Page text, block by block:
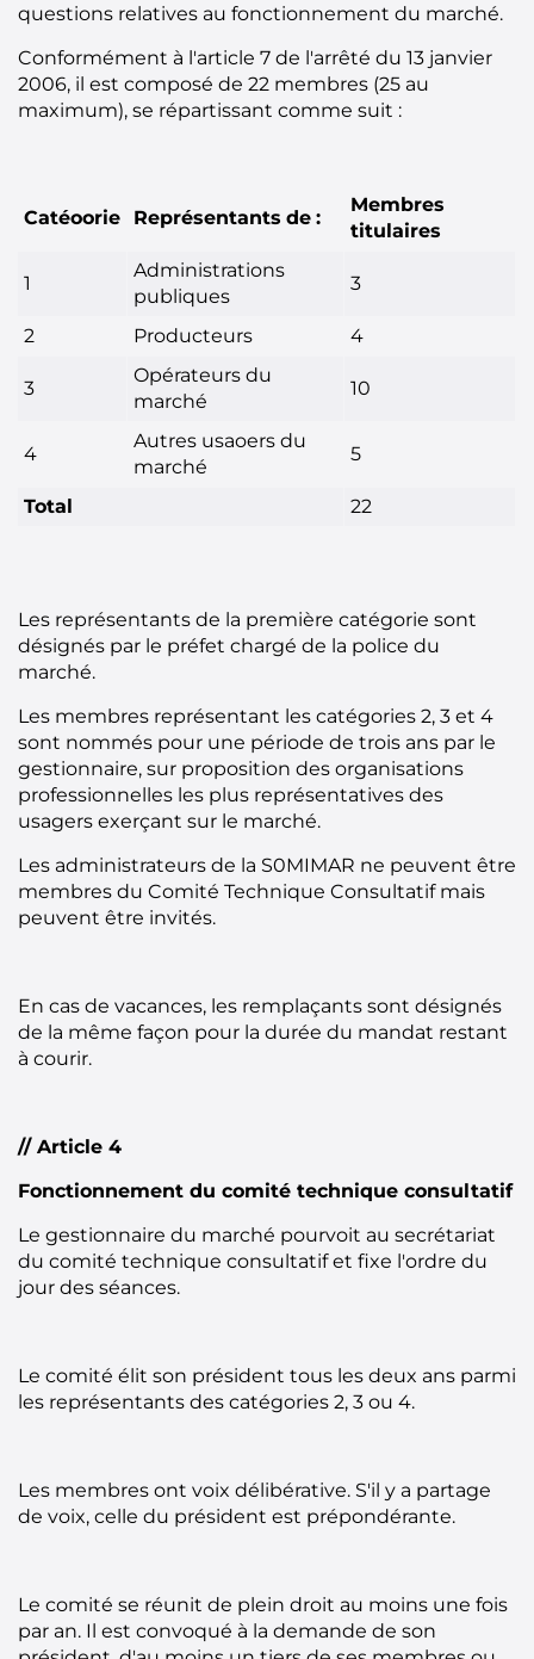
questions relatives au fonctionnement du marché.
Conformément à l'article 7 de l'arrêté du 13 janvier
2006, il est composé de 22 membres (25 au
maximum), se répartissant comme suit :
Catéoorie Représentants de :
Membres
titulaires
1
Administrations
publiques
3
2 Producteurs 4
3
Opérateurs du
marché
10
4
Autres usaoers du
marché
5
Total 22
Les représentants de la première catégorie sont
désignés par le préfet chargé de la police du
marché.
Les membres représentant les catégories 2, 3 et 4
sont nommés pour une période de trois ans par le
gestionnaire, sur proposition des organisations
professionnelles les plus représentatives des
usagers exerçant sur le marché.
Les administrateurs de la S0MIMAR ne peuvent être
membres du Comité Technique Consultatif mais
peuvent être invités.
En cas de vacances, les remplaçants sont désignés
de la même façon pour la durée du mandat restant
à courir.
// Article 4
Fonctionnement du comité technique consultatif
Le gestionnaire du marché pourvoit au secrétariat
du comité technique consultatif et fixe l'ordre du
jour des séances.
Le comité élit son président tous les deux ans parmi
les représentants des catégories 2, 3 ou 4.
Les membres ont voix délibérative. S'il y a partage
de voix, celle du président est prépondérante.
Le comité se réunit de plein droit au moins une fois
par an. Il est convoqué à la demande de son